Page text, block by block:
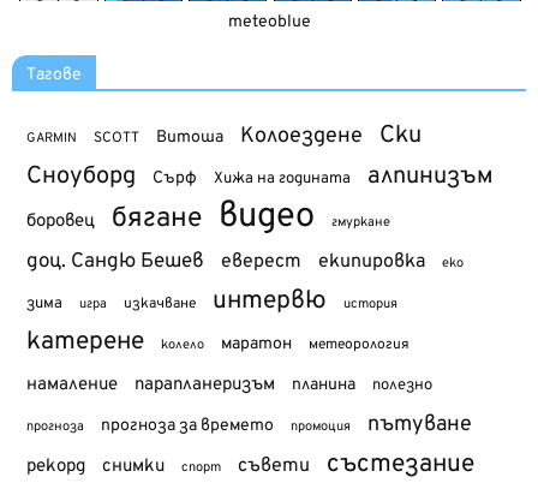
meteoblue
Тагове
GARMIN SCOTT Витоша Колоездене Ски
Сноуборд Сърф Хижа на годината алпинизъм
боровец бягане видео гмуркане
доц. Сандю Бешев еверест екипировка еко
зима игра изкачване интервю история
катерене колело маратон метеорология
намаление парапланеризъм планина полезно
прогноза прогноза за времето промоция пътуване
рекорд снимки спорт съвети състезание